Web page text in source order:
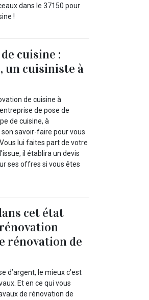
dans le 37150 pour
!
cuisine :
un cuisiniste à
de cuisine à
de pose de
de cuisine, à
savoir-faire pour vous
lui faites part de votre
il établira un devis
ses offres si vous êtes
cet état
rénovation de
d’argent, le mieux c’est
Et en ce qui vous
de rénovation de